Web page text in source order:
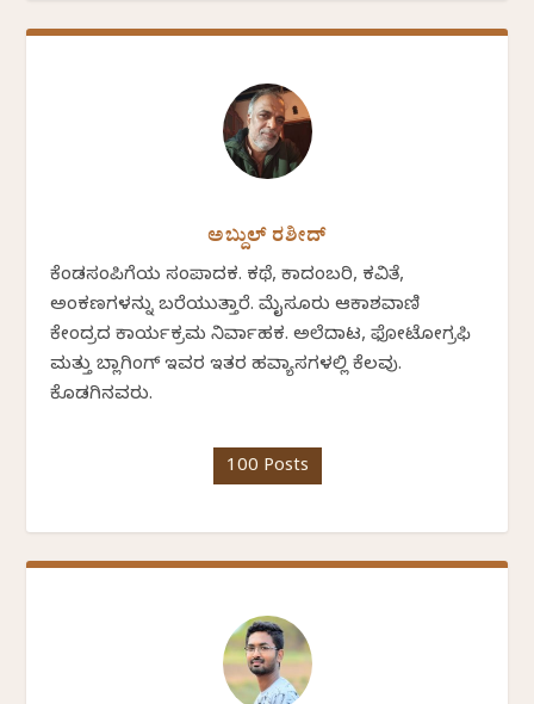
ಅಬ್ದುಲ್ ರಶೀದ್
ಕೆಂಡಸಂಪಿಗೆಯ ಸಂಪಾದಕ. ಕಥೆ, ಕಾದಂಬರಿ, ಕವಿತೆ,
ಅಂಕಣಗಳನ್ನು ಬರೆಯುತ್ತಾರೆ. ಮೈಸೂರು ಆಕಾಶವಾಣಿ
ಕೇಂದ್ರದ ಕಾರ್ಯಕ್ರಮ ನಿರ್ವಾಹಕ. ಅಲೆದಾಟ, ಫೋಟೋಗ್ರಫಿ
ಮತ್ತು ಬ್ಲಾಗಿಂಗ್ ಇವರ ಇತರ ಹವ್ಯಾಸಗಳಲ್ಲಿ ಕೆಲವು.
ಕೊಡಗಿನವರು.
100 Posts